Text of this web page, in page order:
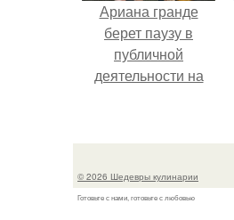
Ариана гранде
берет паузу в
публичной
деятельности на
© 2026 Шедевры кулинарии
Готовьте с нами, готовьте с любовью